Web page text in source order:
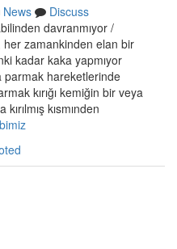
News
Discuss
davranmıyor /
her zamankinden elan bir
kadar kaka yapmıyor
parmak hareketlerinde
kırığı kemiğin bir veya
kısmınden